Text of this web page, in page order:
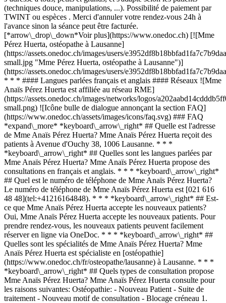
(techniques douce, manipulations, ...). Possibilité de paiement par
TWINT ou espèces . Merci d'annuler votre rendez-vous 24h à
l'avance sinon la séance peut être facturée.
[*arrow\_drop\_down*Voir plus](https://www.onedoc.ch) [![Mme
Pérez Huerta, ostéopathe à Lausanne]
(https://assets.onedoc.ch/images/users/
small.jpg "Mme Pérez Huerta, ostéopathe à Lausanne")]
(https://assets.onedoc.ch/images/users/
* * * #### Langues parlées français et anglais #### Réseaux ![Mme
Anaïs Pérez Huerta est affiliée au réseau RME]
(https://assets.onedoc.ch/images/networks/logos/
small.png) ![Icône bulle de dialogue annonçant la section FAQ]
(https://www.onedoc.ch/assets/images/icons/faq.svg) ### FAQ
*expand\_more* *keyboard\_arrow\_right* ## Quelle est l'adresse
de Mme Anaïs Pérez Huerta? Mme Anaïs Pérez Huerta reçoit des
patients à Avenue d'Ouchy 38, 1006 Lausanne. * * *
*keyboard\_arrow\_right* ## Quelles sont les langues parlées par
Mme Anaïs Pérez Huerta? Mme Anaïs Pérez Huerta propose des
consultations en français et anglais. * * * *keyboard\_arrow\_right*
## Quel est le numéro de téléphone de Mme Anaïs Pérez Huerta?
Le numéro de téléphone de Mme Anaïs Pérez Huerta est [021 616
48 48](tel:+41216164848). * * * *keyboard\_arrow\_right* ## Est-
ce que Mme Anaïs Pérez Huerta accepte les nouveaux patients?
Oui, Mme Anaïs Pérez Huerta accepte les nouveaux patients. Pour
prendre rendez-vous, les nouveaux patients peuvent facilement
réserver en ligne via OneDoc. * * * *keyboard\_arrow\_right* ##
Quelles sont les spécialités de Mme Anaïs Pérez Huerta? Mme
Anaïs Pérez Huerta est spécialiste en [ostéopathie]
(https://www.onedoc.ch/fr/osteopathe/lausanne) à Lausanne. * * *
*keyboard\_arrow\_right* ## Quels types de consultation propose
Mme Anaïs Pérez Huerta? Mme Anaïs Pérez Huerta consulte pour
les raisons suivantes: Ostéopathie: - Nouveau Patient - Suite de
traitement - Nouveau motif de consultation - Blocage créneau 1. [OneDoc](https://www.onedoc.ch/fr/)/ 2. [Ostéopathe](https://www.onedoc.ch/fr/osteopathe)/ 3. [Canton de Vaud](https://www.onedoc.ch/fr/osteopathe/canton-de-vaud)/ 4. [Lausanne](https://www.onedoc.ch/fr/osteopathe/lausanne)/ 5. Mme Anaïs Pérez Huerta ### Prenez RDV avec Mme Anaïs Pérez Huerta Renseignez les informations suivantes *check* Spécialité Ostéopathie Ostéopathie Sélectionnez une spécialité * * * 2 Motif de consultation Sélectionnez un motif de consultation * * * *touch\_app* Choisissez un créneau horaire *chevron\_left* ven. 31 juil. *chevron\_right* Voir plus de rendez-vous Créneau horaire Prendre rendez-vous ### Téléchargez l'app OneDoc Prenez rendez-vous en ligne chez un médecin, un dentiste ou un thérapeute proche de vous en Suisse. L'application OneDoc vous permet de gérer tous vos rendez-vous médicaux depuis votre natel, n'importe où et n'importe quand. ![Code QR redirigeant vers l’App Store ou Google Play pour télécharger l’app OneDoc Patients](https://www.onedoc.ch/assets/images/download-app-qr.jpeg) Scannez le QR code pour télécharger l’application [![Téléchargez notre application sur l'App Store!](https://www.onedoc.ch/assets/images/app-store-badge-fr.svg)](https://apps.apple.com/ch/app/onedoc/id1592376413?l=fr)[![Téléchargez notre application sur le Google Play Store!](https://www.onedoc.ch/assets/images/google-play-badge-fr.png)](https://play.google.com/store/apps/details?id=ch.onedoc.patient&hl=fr-CH) *keyboard\_arrow\_right* ## Spécialités associées [Ostéopathe à Lausanne](https://www.onedoc.ch/fr/osteopathe/lausanne)[Ostéopathe à Vevey](https://www.onedoc.ch/fr/osteopathe/vevey)[Ostéopathe à Yverdon-les-Bains](https://www.onedoc.ch/fr/osteopathe/yverdon-les-bains)[Ostéopathe à Bulle](https://www.onedoc.ch/fr/osteopathe/bulle)[Ostéopathe à Nyon](https://www.onedoc.ch/fr/osteopathe/nyon)[Ostéopathe à Préverenges](https://www.onedoc.ch/fr/osteopathe/preverenges)[Ostéopathe à Châtel-Saint-Denis](https://www.onedoc.ch/fr/osteopathe/chatel-saint-denis)[Ostéopathe à Morges](https://www.onedoc.ch/fr/osteopathe/morges)[Ostéopathe à Pully](https://www.onedoc.ch/fr/osteopathe/pully)[Ostéopathe à Renens](https://www.onedoc.ch/fr/osteopathe/renens)[Ostéopathe à Epalinges](https://www.onedoc.ch/fr/osteopathe/epalinges)[Ostéopathe à Marly](https://www.onedoc.ch/fr/osteopathe/marly)[Ostéopathe à Collombey](https://www.onedoc.ch/fr/osteopathe/collombey)[Ostéopathe à Hauterive FR](https://www.onedoc.ch/fr/osteopathe/hauterive?state=FR)[Ostéopathe à Montreux](https://www.onedoc.ch/fr/osteopathe/montreux)[Ostéopathe à Lutry](https://www.onedoc.ch/fr/osteopathe/lutry)[Ostéopathe à Orbe](https://www.onedoc.ch/fr/osteopathe/orbe)[Ostéopathe à Villars-sur-Glâne](https://www.onedoc.ch/fr/osteopathe/villars-sur-glane)[Ostéopathe à Bex](https://www.onedoc.ch/fr/osteopathe/bex)[Ostéopathe à Froideville](https://www.onedoc.ch/fr/osteopathe/froideville)[Ostéopathe à Versoix](https://www.onedoc.ch/fr/osteopathe/versoix) *keyboard\_arrow\_right* ## Recherches fréquentes [Physiothérapeute à Lausanne](https://www.onedoc.ch/fr/physiotherapeute/lausanne)[Psychologue à Lausanne](https://www.onedoc.ch/fr/psychologue/lausanne)[Ostéopathe à Lausanne](https://www.onedoc.ch/fr/osteopathe/lausanne)[Masseur classique à Lausanne](https://www.onedoc.ch/fr/masseur-classique/lausanne)[Médecin généraliste à Lausanne](https://www.onedoc.ch/fr/medecin-generaliste/lausanne)[Thérapeute en drainage lymphatique à Lausanne](https://www.onedoc.ch/fr/therapeute-en-drainage-lymphatique/lausanne)[Réflexologue à Lausanne](https://www.onedoc.ch/fr/reflexologue/lausanne)[Médecin-dentiste à Lausanne](https://www.onedoc.ch/fr/medecin-dentiste/lausanne)[Ophtalmologue à Lausanne](https://www.onedoc.ch/fr/ophtalmologue/lausanne)[Acupuncteur à Lausanne](https://www.onedoc.ch/fr/acupuncteur/lausanne)[Masseur thérapeutique à Lausanne](https://www.onedoc.ch/fr/masseur-therapeutique/lausanne)[Thérapeute en hypnose à Lausanne](https://www.onedoc.ch/fr/therapeute-en-hypnose/lausanne)[Thérapeute en nutrition MCO à Lausanne](https://www.onedoc.ch/fr/therapeute-en-nutrition-mco/lausanne)[Gynécologue obstétricien à Lausanne](https://www.onedoc.ch/fr/gynecologue-obstetricien/lausanne)[Naturopathe MCO/TEN à Lausanne](https://www.onedoc.ch/fr/naturopathe-mco-ten/lausanne)[Physiothérapeute du sport à Lausanne](https://www.onedoc.ch/fr/physiotherapeute-du-sport/lausanne)[Masseur classique à Nyon](https://www.onedoc.ch/fr/masseur-classique/nyon)[Hygiéniste dentaire à Lausanne](https://www.onedoc.ch/fr/hygieniste-dentaire/lausanne)[Ostéopathe à Vevey](https://www.onedoc.ch/fr/osteopathe/vevey)[Psychothérapeute à Lausanne](https://www.onedoc.ch/fr/psychotherapeute/lausanne)[Spécialiste en médecine interne générale à Lausanne](https://www.onedoc.ch/fr/specialiste-en-medecine-interne-generale/lausanne) *keyboard\_arrow\_right* ## Annuaire des professionnels de santé suisses [Liste des praticiens](https://www.onedoc.ch/fr/annuaire) [A](https://www.onedoc.ch/fr/annuaire/A) [B](https://www.onedoc.ch/fr/annuaire/B) [C](https://www.onedoc.ch/fr/annuaire/C) [D](https://www.onedoc.ch/fr/annuaire/D) [E](https://www.onedoc.ch/fr/annuaire/E) [F](https://www.onedoc.ch/fr/annuaire/F) [G](https://www.onedoc.ch/fr/annuaire/G) [H](https://www.onedoc.ch/fr/annuaire/H) [I](https://www.onedoc.ch/fr/annuaire/I) [J](https://www.onedoc.ch/fr/annuaire/J) [K](https://www.onedoc.ch/fr/annuaire/K) [L](https://www.onedoc.ch/fr/annuaire/L) [M](https://www.onedoc.ch/fr/annuaire/M) [N](https://www.onedoc.ch/fr/annuaire/N) [O](https://www.onedoc.ch/fr/annuaire/O) [P](https://www.onedoc.ch/fr/annuaire/P) [Q](https://www.onedoc.ch/fr/annuaire/Q) [R](https://www.onedoc.ch/fr/annuaire/R) [S](https://www.onedoc.ch/fr/annuaire/S) [T](https://www.onedoc.ch/fr/annuaire/T) [U](https://www.onedoc.ch/fr/annuaire/U) [V](https://www.onedoc.ch/fr/annuaire/V) [W](https://www.onedoc.ch/fr/annuaire/W) [X](https://www.onedoc.ch/fr/annuaire/X) [Y](https://www.onedoc.ch/fr/annuaire/Y) [Z](https://www.onedoc.ch/fr/annuaire/Z) ## OneDoc [Pour les professionnels de santé](https://info.onedoc.ch/fr/) [À propos de nous](https://info.onedoc.ch/fr/raison-d-etre/) [Presse](https://info.onedoc.ch/fr/presse/) [Carrières](https://career.onedoc.ch/fr) [Centre de confidentialité](https://privacy.onedoc.ch/fr/) [Gestion des cookies](javascript:Didomi.preferences.show%28%29) [Centre d'aide](https://help.onedoc.ch/fr/) ## Langues [Deutsch](https://www.onedoc.ch/de/osteopathin/lausanne/pcohe/anais-perez-huerta) [Français](https://www.onedoc.ch/fr/osteopathe/lausanne/pcohe/anais-perez-huerta) [Italiano](https://www.onedoc.ch/it/osteopata/losanna/pcohe/anais-perez-huerta) [English](https://www.onedoc.ch/en/osteopath/lausanne/pcohe/anais-perez-huerta) ## Spécialités associées [Ostéopathe à Lausanne](https://www.onedoc.ch/fr/osteopathe/lausanne) [Ostéopathe à Vevey](https://www.onedoc.ch/fr/osteopathe/vevey) [Ostéopathe à Yverdon-les-Bains](https://www.onedoc.ch/fr/osteopathe/yverdon-les-bains) [Ostéopathe à Bulle](https://www.onedoc.ch/fr/osteopathe/bulle) [Ostéopathe à Nyon](https://www.onedoc.ch/fr/osteopathe/nyon) [Ostéopathe à Préverenges](https://www.onedoc.ch/fr/osteopathe/preverenges) [Ostéopathe à Châtel-Saint-Denis](https://www.onedoc.ch/fr/osteopathe/chatel-saint-denis) [Ostéopathe à Morges](https://www.onedoc.ch/fr/osteopathe/morges) [Ostéopathe à Pully](https://www.onedoc.ch/fr/osteopathe/pully) [Ostéopathe à Renens](https://www.onedoc.ch/fr/osteopathe/renens) [Ostéopathe à Epalinges](https://www.onedoc.ch/fr/osteopathe/epalinges) [Ostéopathe à Marly](https://www.onedoc.ch/fr/osteopathe/marly) [Ostéopathe à Collombey](https://www.onedoc.ch/fr/osteopathe/collombey) [Ostéopathe à Hauterive FR](https://www.onedoc.ch/fr/osteopathe/hauterive?state=FR) [Ostéopathe à Montreux](https://www.onedoc.ch/fr/osteopathe/montreux) [Ostéopathe à Lutry](https://www.onedoc.ch/fr/osteopathe/lutry) [Ostéopathe à Orbe](https://www.onedoc.ch/fr/osteopathe/orbe) [Ostéopathe à Villars-sur-Glâne](https://www.onedoc.ch/fr/osteopathe/villars-sur-glane) [Ostéopathe à Bex](https://www.onedoc.ch/fr/osteopathe/bex) [Ostéopathe à Froideville](https://www.onedoc.ch/fr/osteopathe/froideville) [Ostéopathe à Versoix](https://www.onedoc.ch/fr/osteopathe/versoix) ## Recherches fréquentes [Physiothérapeute à Lausanne](https://www.onedoc.ch/fr/physiotherapeute/lausanne) [Psychologue à Lausanne](https://www.onedoc.ch/fr/psychologue/lausanne) [Ostéopathe à Lausanne](https://www.onedoc.ch/fr/osteopathe/lausanne) [Massage classique à Lausanne](https://www.onedoc.ch/fr/masseur-classique/lausanne) [Médecin généraliste à Lausanne](https://www.onedoc.ch/fr/medecin-generaliste/lausanne) [Thérapeute en drainage lymphatique à Lausanne](https://www.onedoc.ch/fr/therapeute-en-drainage-lymphatique/lausanne) [Réflexologue à Lausanne](https://www.onedoc.ch/fr/reflexologue/lausanne) [Médecin-dentiste à Lausanne](https://www.onedoc.ch/fr/medecin-dentiste/lausanne) [Ophtalmologue à Lausanne](https://www.onedoc.ch/fr/ophtalmologue/lausanne) [Acupuncture à Lausanne](https://www.onedoc.ch/fr/acupuncteur/lausanne) [Massage thérapeutique à Lausanne](https://www.onedoc.ch/fr/masseur-therapeutique/lausanne) [Thérapeute en hypnose à Lausanne](https://www.onedoc.ch/fr/therapeute-en-hypnose/lausanne) [Thérapeute en nutrition MCO à Lausanne](https://www.onedoc.ch/fr/therapeute-en-nutrition-mco/lausanne) [Gynécologue obstétricien à Lausanne](https://www.onedoc.ch/fr/gynecologue-obstetricien/lausanne) [Naturopathe MCO/TEN à Lausanne](https://www.onedoc.ch/fr/naturopathe-mco-ten/lausanne) [Physiothérapeute du sport à Lausanne](https://www.onedoc.ch/fr/physiotherapeute-du-sport/lausanne) [Massage classique à Nyon](https://www.onedoc.ch/fr/masseur-classique/nyon) [Hygiéniste dentaire à Lausanne](https://www.onedoc.ch/fr/hygieniste-dentaire/lausanne) [Ostéopathe à Vevey](https://www.on